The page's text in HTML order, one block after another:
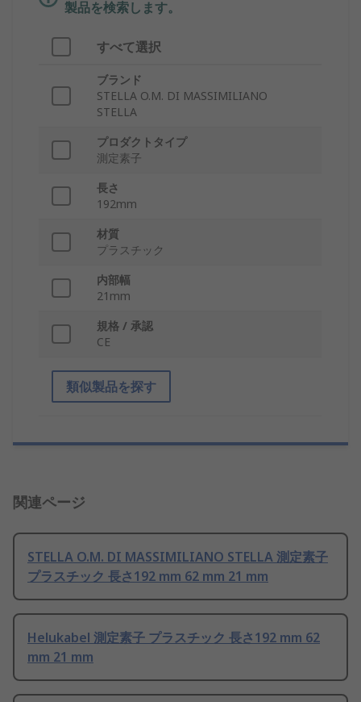
製品を検索します。
すべて選択
ブランド
STELLA O.M. DI MASSIMILIANO
STELLA
プロダクトタイプ
測定素子
長さ
192mm
材質
プラスチック
内部幅
21mm
規格 / 承認
CE
類似製品を探す
関連ページ
STELLA O.M. DI MASSIMILIANO STELLA 測定素子
プラスチック 長さ192 mm 62 mm 21 mm
Helukabel 測定素子 プラスチック 長さ192 mm 62
mm 21 mm